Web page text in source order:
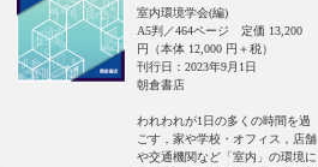
室内環境学会(編)
A5判／464ページ 定価 13,200
円（本体 12,000 円＋税）
刊行日：2023年9月1日
朝倉書店
われわれが1日の多くの時間を過
ごす，家や学校・オフィス，店舗
や交通機関など「室内」の環境に